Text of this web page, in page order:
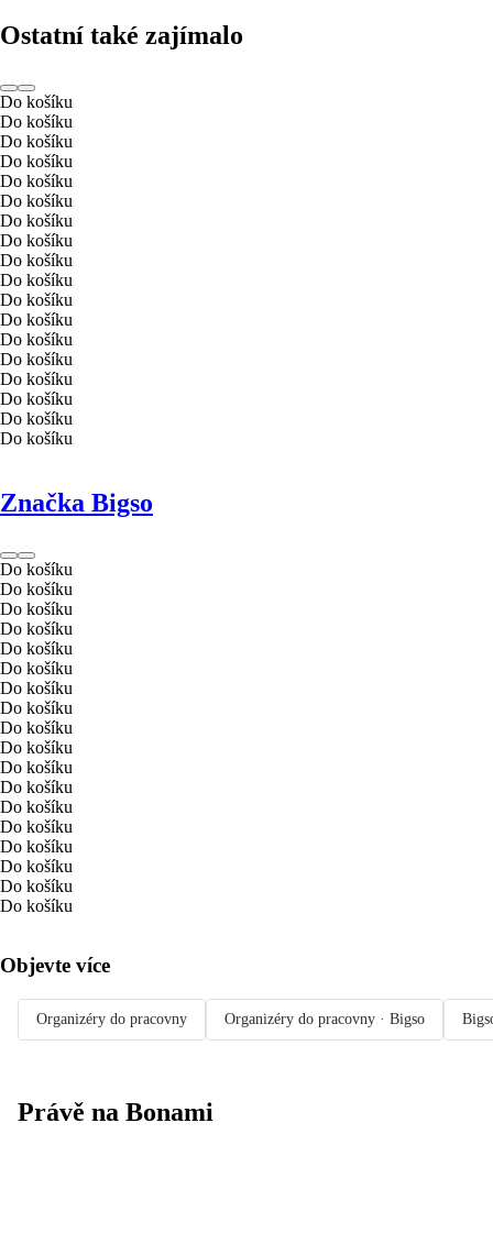
Ostatní také zajímalo
Do košíku
Do košíku
Do košíku
Do košíku
Do košíku
Do košíku
Do košíku
Do košíku
Do košíku
Do košíku
Do košíku
Do košíku
Do košíku
Do košíku
Do košíku
Do košíku
Do košíku
Do košíku
Značka Bigso
Do košíku
Do košíku
Do košíku
Do košíku
Do košíku
Do košíku
Do košíku
Do košíku
Do košíku
Do košíku
Do košíku
Do košíku
Do košíku
Do košíku
Do košíku
Do košíku
Do košíku
Do košíku
Objevte více
Organizéry do pracovny Organizéry do pracovny · Bigso
Právě na Bonami